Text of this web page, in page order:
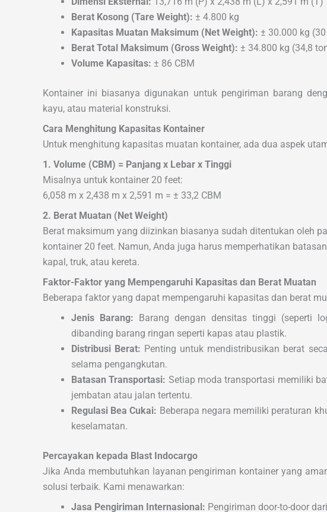
Berat Kosong (Tare Weight): ± 4.800 kg
Kapasitas Muatan Maksimum (Net Weight): ± 30.000 kg
Berat Total Maksimum (Gross Weight): ± 34.800 kg (34,8
Volume Kapasitas: ± 86 CBM
Kontainer ini biasanya digunakan untuk pengiriman barang
kayu, atau material konstruksi.
Cara Menghitung Kapasitas Kontainer
Untuk menghitung kapasitas muatan kontainer, ada dua aspek
1. Volume (CBM) = Panjang x Lebar x Tinggi
Misalnya untuk kontainer 20 feet:
6,058 m x 2,438 m x 2,591 m = ± 33,2 CBM
2. Berat Muatan (Net Weight)
Berat maksimum yang diizinkan biasanya sudah ditentukan oleh
kontainer 20 feet. Namun, Anda juga harus memperhatikan
kapal, truk, atau kereta.
Faktor-Faktor yang Mempengaruhi Kapasitas dan Berat Muatan
Beberapa faktor yang dapat mempengaruhi kapasitas dan berat
Jenis Barang: Barang dengan densitas tinggi (seperti
dibanding barang ringan seperti kapas atau plastik.
Distribusi Berat: Penting untuk mendistribusikan berat
selama pengangkutan.
Batasan Transportasi: Setiap moda transportasi memiliki
jembatan atau jalan tertentu.
Regulasi Bea Cukai: Beberapa negara memiliki peraturan
keselamatan.
Percayakan kepada Blast Indocargo
Jika Anda membutuhkan layanan pengiriman kontainer yang
solusi terbaik. Kami menawarkan:
Jasa Pengiriman Internasional: Pengiriman door-to-door